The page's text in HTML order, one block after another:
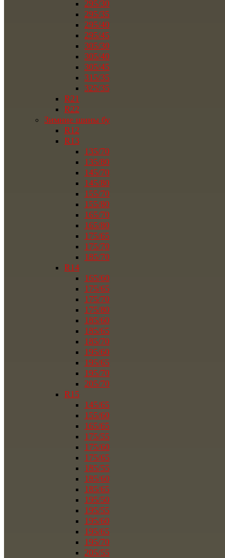
295/30
295/35
295/40
295/45
305/30
305/40
305/45
315/35
325/35
R21
R22
Зимние шины бу
R12
R13
135/70
135/80
145/70
145/80
155/70
155/80
165/70
165/80
175/65
175/70
185/70
R14
165/60
175/65
175/70
175/80
185/60
185/65
185/70
195/60
195/65
195/70
205/70
R15
145/65
155/60
165/65
175/55
175/60
175/65
185/55
185/60
185/65
195/50
195/55
195/60
195/65
195/70
205/55